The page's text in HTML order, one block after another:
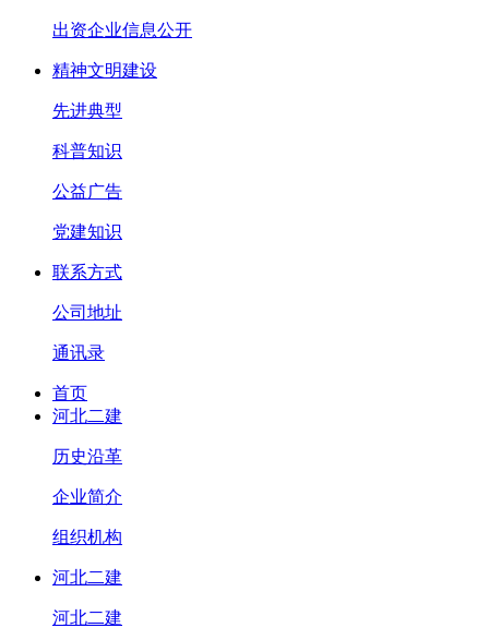
出资企业信息公开
精神文明建设
先进典型
科普知识
公益广告
党建知识
联系方式
公司地址
通讯录
首页
河北二建
历史沿革
企业简介
组织机构
河北二建
河北二建